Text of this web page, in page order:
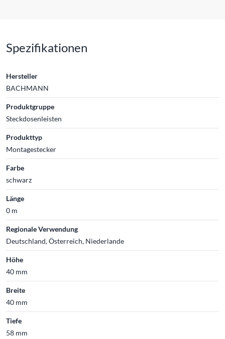
Spezifikationen
Hersteller
BACHMANN
Produktgruppe
Steckdosenleisten
Produkttyp
Montagestecker
Farbe
schwarz
Länge
0 m
Regionale Verwendung
Deutschland, Österreich, Niederlande
Höhe
40 mm
Breite
40 mm
Tiefe
58 mm